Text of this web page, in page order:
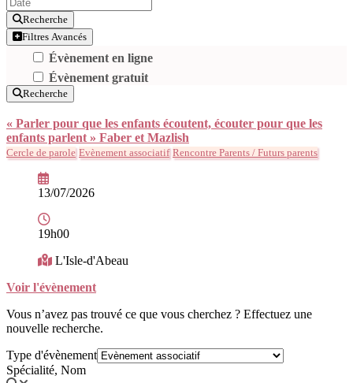
Recherche
Filtres Avancés
Évènement en ligne
Évènement gratuit
Recherche
« Parler pour que les enfants écoutent, écouter pour que les
enfants parlent » Faber et Mazlish
Cercle de parole Evènement associatif Rencontre Parents / Futurs parents
13/07/2026
19h00
L'Isle-d'Abeau
Voir l'évènement
Vous n’avez pas trouvé ce que vous cherchez ? Effectuez une
nouvelle recherche.
Type d'évènement
Spécialité, Nom